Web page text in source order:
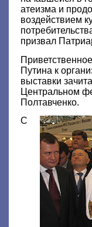
атеизма и
воздействием
призвал
Путина к
выставки
Центральном
Полтавченко.
С